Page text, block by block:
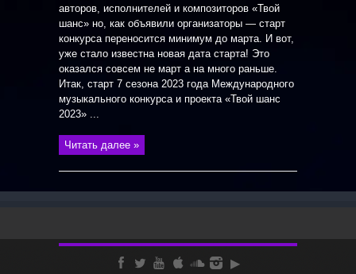
авторов, исполнителей и композиторов «Твой
шанс» но, как объявили организаторы — старт
конкурса переносится минимум до марта. И вот,
уже стало известна новая дата старта! Это
оказался совсем не март а на много раньше.
Итак, старт 7 сезона 2023 года Международного
музыкального конкурса и проекта «Твой шанс
2023» ...
Читать далее »